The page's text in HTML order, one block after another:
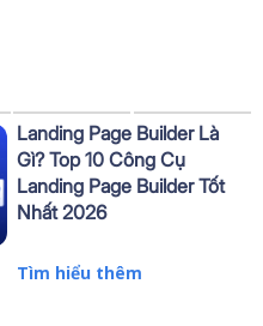
Landing Page Builder Là
Gì? Top 10 Công Cụ
Landing Page Builder Tốt
Nhất 2026
Tìm hiểu thêm